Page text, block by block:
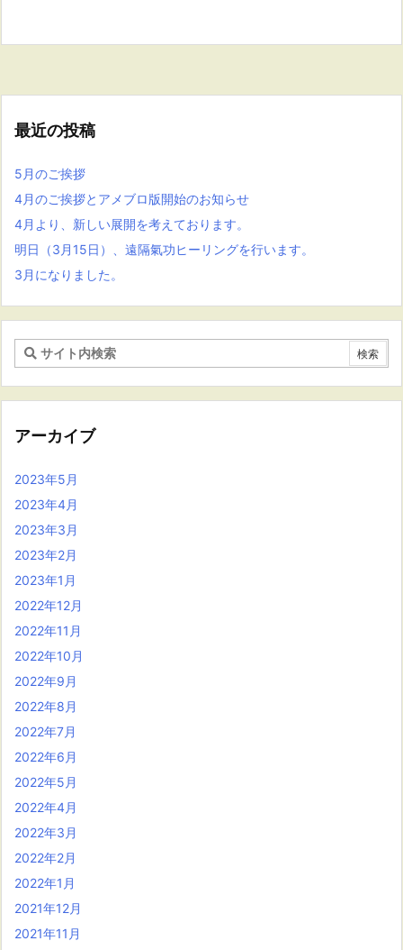
最近の投稿
5月のご挨拶
4月のご挨拶とアメブロ版開始のお知らせ
4月より、新しい展開を考えております。
明日（3月15日）、遠隔氣功ヒーリングを行います。
3月になりました。
アーカイブ
2023年5月
2023年4月
2023年3月
2023年2月
2023年1月
2022年12月
2022年11月
2022年10月
2022年9月
2022年8月
2022年7月
2022年6月
2022年5月
2022年4月
2022年3月
2022年2月
2022年1月
2021年12月
2021年11月